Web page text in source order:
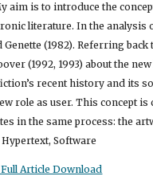
aim is to introduce the
literature. In the
(1982). Referring back
(1992, 1993) about the
recent history and its
role as user. This concept
Software
Article Download